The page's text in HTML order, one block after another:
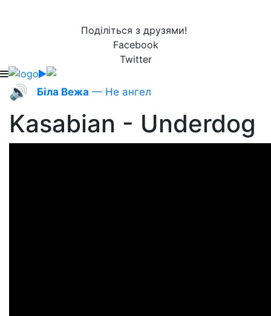
Поділіться з друзями!
Facebook
Twitter
🔊 Біла Вежа — Не ангел
Kasabian - Underdog